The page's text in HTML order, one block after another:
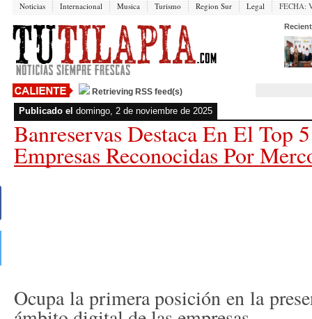
Noticias Internacional Musica Turismo Region Sur Legal FECHA:
Retrieving RSS feed(s)
Publicado el domingo, 2 de noviembre de 2025
Banreservas Destaca En El Top
Empresas Reconocidas Por
Ocupa la primera posición en la